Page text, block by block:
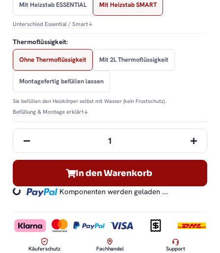
Mit Heizstab ESSENTIAL Mit Heizstab SMART
Unterschied Essential / Smart↓
Thermoflüssigkeit:
Ohne Thermoflüssigkeit Mit 2L Thermoflüssigkeit
Montagefertig befüllen lassen
Sie befüllen den Heizkörper selbst mit Wasser (kein Frostschutz).
Befüllung & Montage erklärt↓
In den Warenkorb
Komponenten werden geladen ...
Käuferschutz Fachhandel Support